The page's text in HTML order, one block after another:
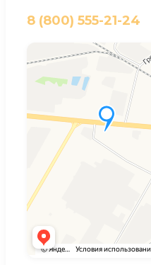
8 (800) 555-21-24